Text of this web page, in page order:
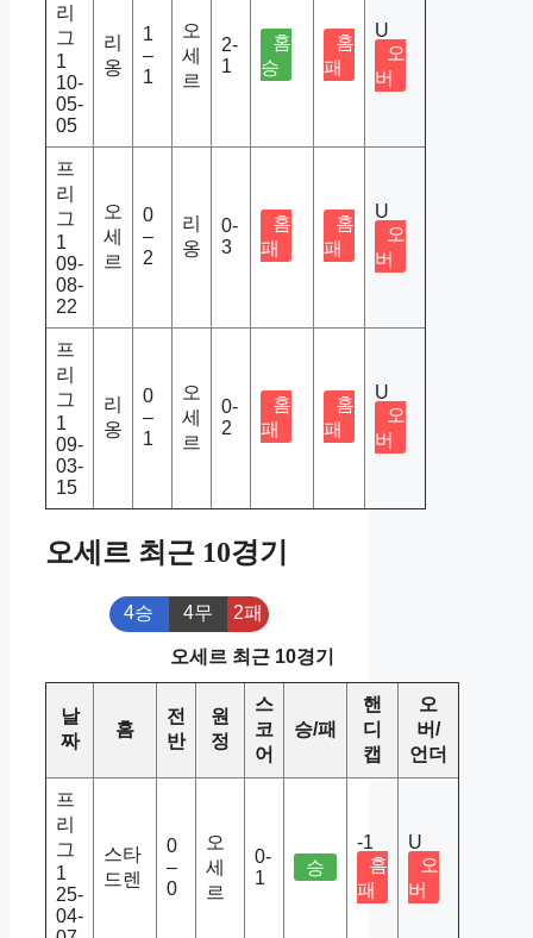
리
그
1
10-
05-
05
리
옹
1
–
1
오
세
르
2-
1
홈
승
홈
패
U
오
버
프
리
그
1
09-
08-
22
오
세
르
0
–
2
리
옹
0-
3
홈
패
홈
패
U
오
버
프
리
그
1
09-
03-
15
리
옹
0
–
1
오
세
르
0-
2
홈
패
홈
패
U
오
버
오세르 최근 10경기
4승 4무 2패
오세르 최근 10경기
날
짜
홈
전
반
원
정
스
코
어
승/패
핸
디
캡
오
버/
언더
프
리
그
1
25-
04-
스타
드렌
0
–
0
오
세
르
0-
1
승
-1
홈
패
U
오
버